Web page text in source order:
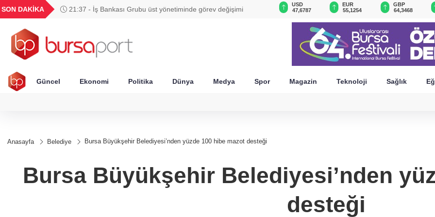
SON DAKİKA 21:37 - İş Bankası Grubu üst yönetiminde görev değişimi
TND
16,3788
27,9743
0,0018
6.660,55
13.779,39
USD
47,6787
EUR
55,1254
GBP
64,3468
Güncel Ekonomi Politika Dünya Medya Spor Magazin Teknoloji Sağlık
Anasayfa Belediye Bursa Büyükşehir Belediyesi’nden yüzde 100 hibe mazot desteği
Bursa Büyükşehir Belediyesi’nden
desteği